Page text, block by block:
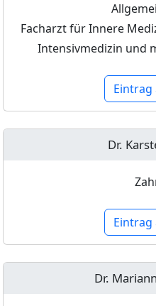
Facharzt für Innere
Intensivmedizin und
Eintrag
Dr.
Eintrag
Dr.